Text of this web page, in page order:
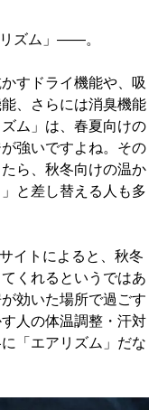
ズム」――。
すドライ機能や、吸
、さらには消臭機能
ム」は、春夏向けの
強いですよね。その
ら、秋冬向けの温か
と差し替える人も多
イトによると、秋冬
くれるというではあ
効いた場所で過ごす
人の体温調整・汗対
「エアリズム」だな